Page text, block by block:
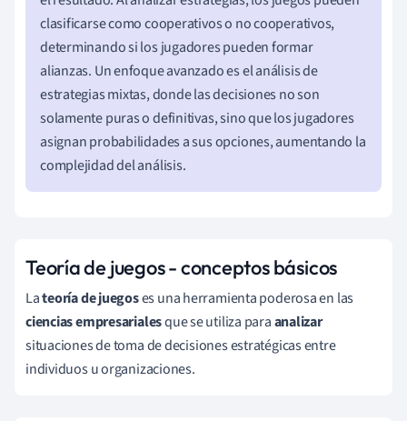
clasificarse como cooperativos o no cooperativos,
determinando si los jugadores pueden formar
alianzas. Un enfoque avanzado es el análisis de
estrategias mixtas, donde las decisiones no son
solamente puras o definitivas, sino que los jugadores
asignan probabilidades a sus opciones, aumentando la
complejidad del análisis.
Teoría de juegos - conceptos básicos
Lateoría de juegoses una herramienta poderosa en las
ciencias empresarialesque se utiliza paraanalizar
situaciones de toma de decisiones estratégicas entre
individuos u organizaciones.